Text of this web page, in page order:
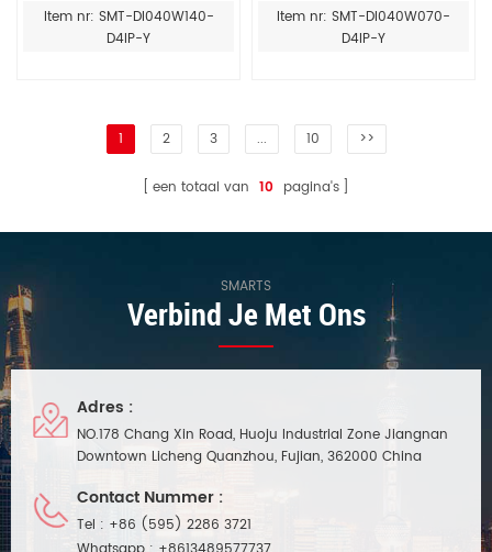
constante stroom led driver
40W 1400mA
Item nr: SMT-DI040W140-
D4IP-Y
dimbare DALI-2 led-driver van
40 W, 700 mA
Item nr: SMT-DI040W070-
D4IP-Y
1 2 3 ... 10 >>
een totaal van 10 pagina's
SMARTS
Verbind Je Met Ons
Adres :
NO.178 Chang Xin Road, Huoju Industrial Zone Jiangnan
Downtown Licheng Quanzhou, Fujian, 362000 China
Contact Nummer :
Tel : +86 (595) 2286 3721